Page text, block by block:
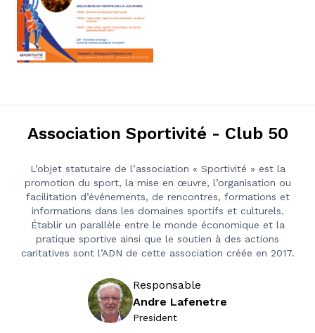
Association Sportivité - Club 50
L’objet statutaire de l’association « Sportivité » est la
promotion du sport, la mise en œuvre, l’organisation ou
facilitation d’événements, de rencontres, formations et
informations dans les domaines sportifs et culturels.
Établir un parallèle entre le monde économique et la
pratique sportive ainsi que le soutien à des actions
caritatives sont l’ADN de cette association créée en 2017.
Responsable
Andre Lafenetre
President